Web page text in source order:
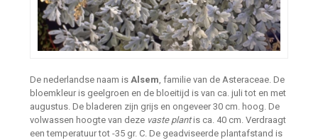
De nederlandse naam is Alsem, familie van de Asteraceae. De
bloemkleur is geelgroen en de bloeitijd is van ca. juli tot en met
augustus. De bladeren zijn grijs en ongeveer 30 cm. hoog. De
volwassen hoogte van deze vaste plantis ca. 40 cm. Verdraagt
een temperatuur tot -35 gr. C. De geadviseerde plantafstand is